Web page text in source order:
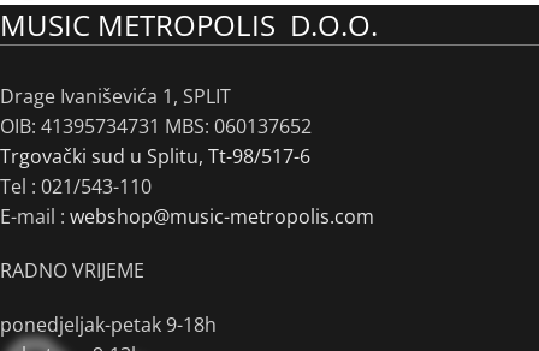
MUSIC METROPOLIS D.O.O.
Drage Ivaniševića 1, SPLIT
OIB: 41395734731 MBS: 060137652
Trgovački sud u Splitu, Tt-98/517-6
Tel : 021/543-110
E-mail : webshop@music-metropolis.com
RADNO VRIJEME
ponedjeljak-petak 9-18h